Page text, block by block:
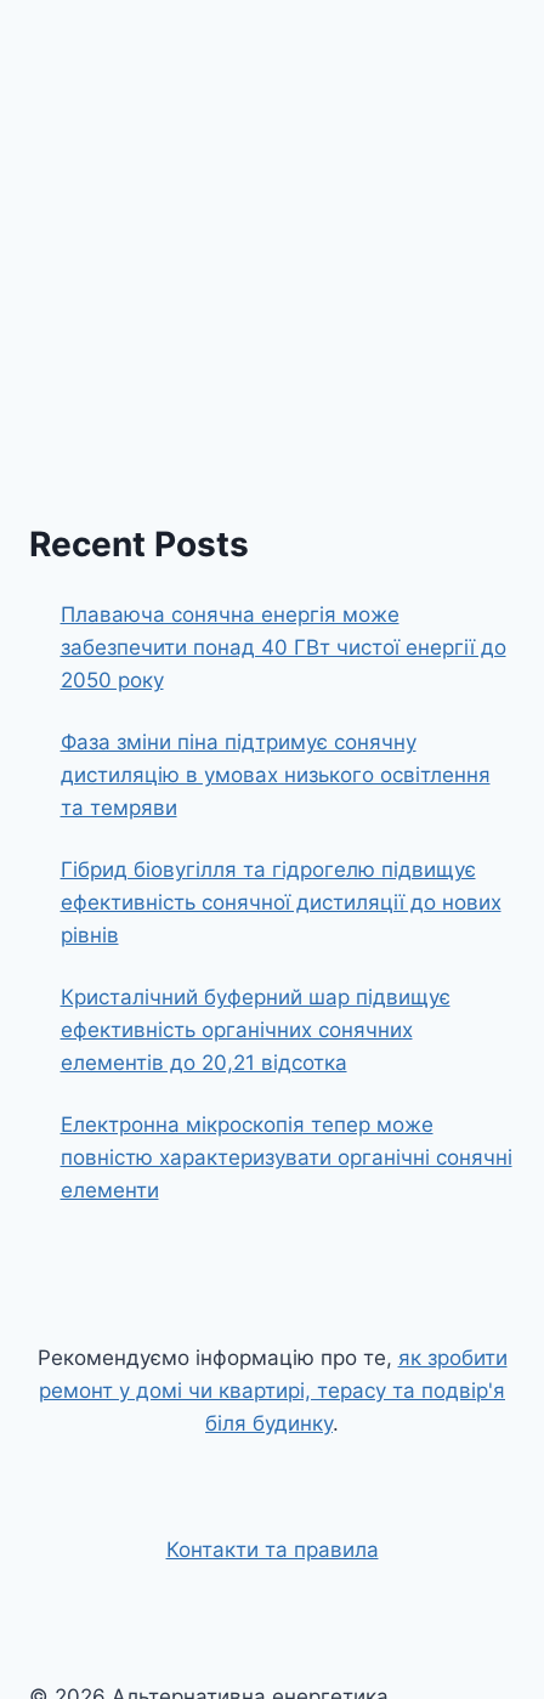
Recent Posts
Плаваюча сонячна енергія може
забезпечити понад 40 ГВт чистої енергії до
2050 року
Фаза зміни піна підтримує сонячну
дистиляцію в умовах низького освітлення
та темряви
Гібрид біовугілля та гідрогелю підвищує
ефективність сонячної дистиляції до нових
рівнів
Кристалічний буферний шар підвищує
ефективність органічних сонячних
елементів до 20,21 відсотка
Електронна мікроскопія тепер може
повністю характеризувати органічні сонячні
елементи
Рекомендуємо інформацію про те, як зробити
ремонт у домі чи квартирі, терасу та подвір'я
біля будинку.
Контакти та правила